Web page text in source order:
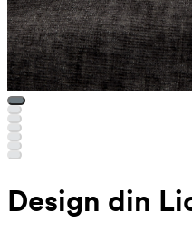
Design din